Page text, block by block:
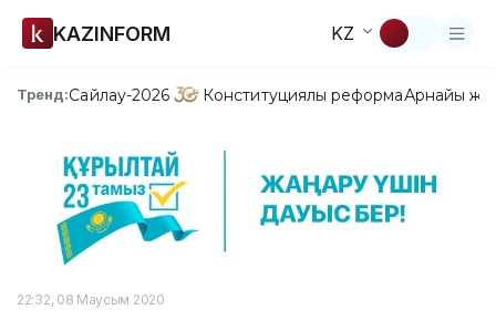
KAZINFORM KZ
Тренд:Сайлау-2026 Конституциялық реформаАрнайы
22:32, 08 Маусым 2020